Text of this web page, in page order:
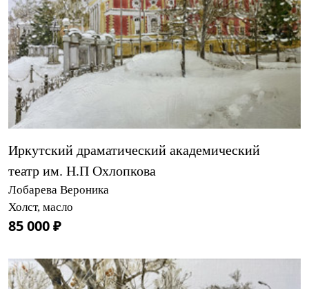
Иркутский драматический академический
театр им. Н.П Охлопкова
Лобарева Вероника
Холст, масло
85 000 ₽